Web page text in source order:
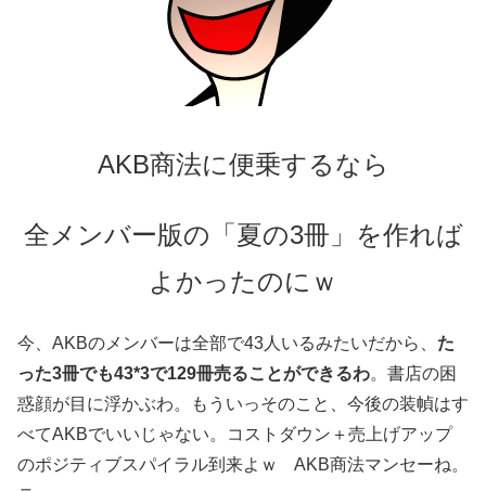
AKB商法に便乗するなら
全 メンバー版の「夏の3冊」を作れば
よかったのにｗ
今、AKBのメンバーは全部で43人いるみたいだから、 た
った3冊でも43*3で129冊売ることができるわ。書店の困
惑顔が目に浮かぶわ。もういっそのこと、今後の装幀はす
べてAKBでいいじゃない。コストダウン＋売上げアップ
のポジティブスパイラル到来よｗ AKB商法マンセーね。